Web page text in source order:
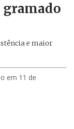
gramado
e maior
em 11 de